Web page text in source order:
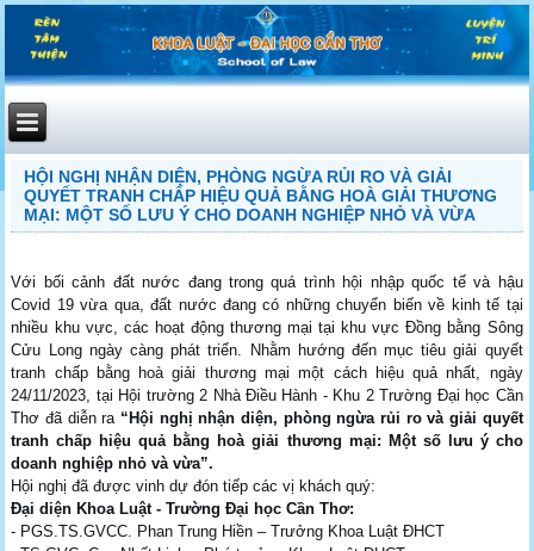
HỘI NGHỊ NHẬN DIỆN, PHÒNG NGỪA RỦI RO VÀ GIẢI
QUYẾT TRANH CHẤP HIỆU QUẢ BẰNG HOÀ GIẢI THƯƠNG
MẠI: MỘT SỐ LƯU Ý CHO DOANH NGHIỆP NHỎ VÀ VỪA
Với bối cảnh đất nước đang trong quá trình hội nhập quốc tế và hậu
Covid 19 vừa qua, đất nước đang có những chuyển biến về kinh tế tại
nhiều khu vực, các hoạt động thương mại tại khu vực Đồng bằng Sông
Cửu Long ngày càng phát triển. Nhằm hướng đến mục tiêu giải quyết
tranh chấp bằng hoà giải thương mại một cách hiệu quả nhất, ngày
24/11/2023, tại Hội trường 2 Nhà Điều Hành - Khu 2 Trường Đại học Cần
Thơ đã diễn ra “Hội nghị nhận diện, phòng ngừa rủi ro và giải quyết
tranh chấp hiệu quả bằng hoà giải thương mại: Một số lưu ý cho
doanh nghiệp nhỏ và vừa”.
Hội nghị đã được vinh dự đón tiếp các vị khách quý:
Đại diện Khoa Luật - Trường Đại học Cần Thơ:
- PGS.TS.GVCC. Phan Trung Hiền – Trưởng Khoa Luật ĐHCT